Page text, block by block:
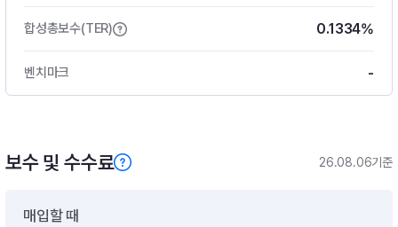
합성총보수(TER) 0.1334%
벤치마크 -
보수 및 수수료 26.08.06기준
매입할 때